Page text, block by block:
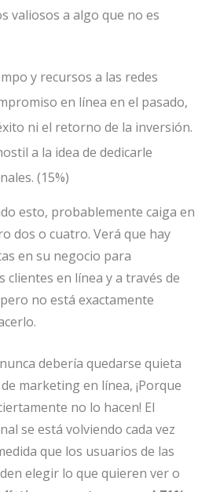
valiosos a algo que no es
y recursos a las redes
en línea en el pasado,
ni el retorno de la inversión.
a la idea de dedicarle
(15%)
esto, probablemente caiga en
dos o cuatro. Verá que hay
en su negocio para
clientes en línea y a través de
no está exactamente
debería quedarse quieta
marketing en línea, ¡Porque
no lo hacen! El
se está volviendo cada vez
que los usuarios de las
elegir lo que quieren ver o